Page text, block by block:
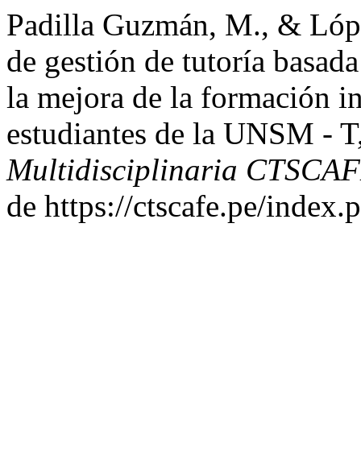
Padilla Guzmán, M., &
de gestión de tutoría
la mejora de la formación
estudiantes de la UNSM -
Multidisciplinaria
de https://ctscafe.pe/